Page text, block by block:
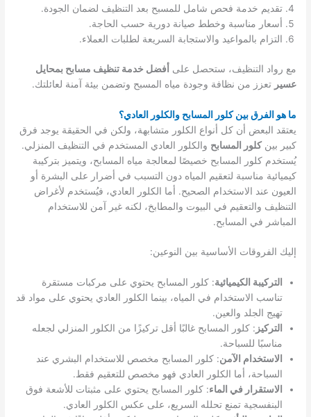
تقديم خدمة فحص شامل للمسبح بعد التنظيف لضمان الجودة.
أسعار مناسبة وخطط صيانة دورية حسب الحاجة.
التزام بالمواعيد والاستجابة السريعة لطلبات العملاء.
مع رواد التنظيف، ستحصل على أفضل خدمة تنظيف مسابح بمحايل
عسير تعزز من نظافة وجودة مياه المسبح وتضمن بيئة آمنة لعائلتك.
ما هو الفرق بين كلور المسابح والكلور العادي؟
يعتقد البعض أن كل أنواع الكلور متشابهة، ولكن في الحقيقة يوجد فرق
كبير بينكلور المسابح والكلور العادي المستخدم في التنظيف المنزلي.
يُستخدم كلور المسابح خصيصًا لمعالجة مياه المسابح، ويتميز بتركيبة
كيميائية مناسبة لتعقيم المياه دون التسبب في أضرار على البشرة أو
العيون عند الاستخدام الصحيح. أما الكلور العادي، فيُستخدم لأغراض
التنظيف والتعقيم في البيوت والمطابخ، لكنه غير آمن للاستخدام
المباشر في المسابح.
إليك الفروقات الأساسية بين النوعين:
التركيبة الكيميائية: كلور المسابح يحتوي على مركبات مستقرة
تناسب الاستخدام في المياه، بينما الكلور العادي يحتوي على مواد قد
تهيج الجلد والعين.
التركيز : كلور المسابح غالبًا أقل تركيزًا من الكلور المنزلي لجعله
مناسبًا للسباحة.
الاستخدام الآمن: كلور المسابح مخصص للاستخدام البشري عند
السباحة، أما الكلور العادي فهو مخصص للتعقيم فقط.
الاستقرار في الماء: كلور المسابح يحتوي على مثبتات للأشعة فوق
البنفسجية تمنع تحلله السريع، على عكس الكلور العادي.